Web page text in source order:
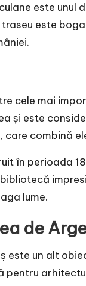
este
este
cele mai
și este
combină
în perioada
lume.
de
este un alt
pentru